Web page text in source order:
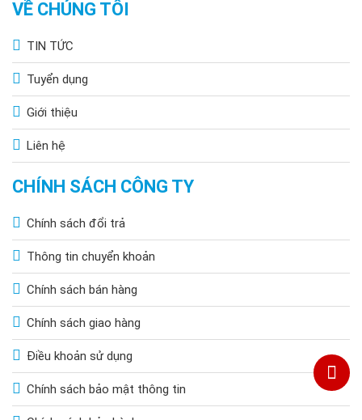
VỀ CHÚNG TÔI
TIN TỨC
Tuyển dụng
Giới thiệu
Liên hệ
CHÍNH SÁCH CÔNG TY
Chính sách đổi trả
Thông tin chuyển khoản
Chính sách bán hàng
Chính sách giao hàng
Điều khoản sử dụng
Chính sách bảo mật thông tin